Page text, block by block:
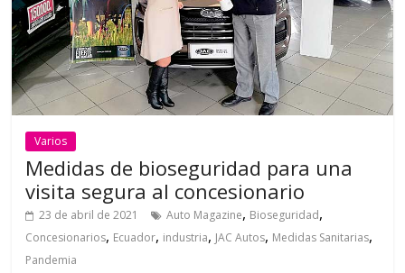
Varios
Medidas de bioseguridad para una
visita segura al concesionario
23 de abril de 2021 Auto Magazine, Bioseguridad,
Concesionarios, Ecuador, industria, JAC Autos, Medidas Sanitarias,
Pandemia